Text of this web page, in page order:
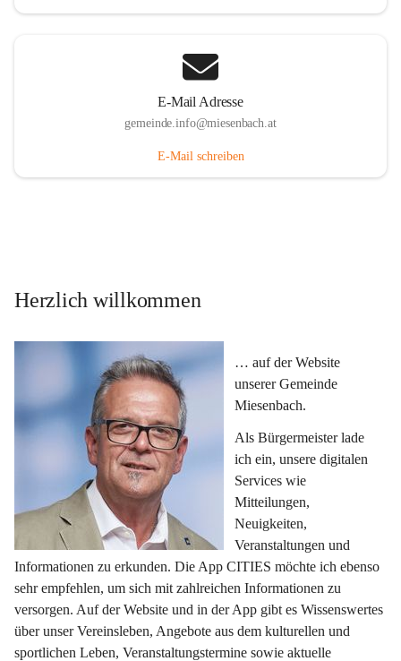
E-Mail Adresse
gemeinde.info@miesenbach.at
E-Mail schreiben
Herzlich willkommen
… auf der Website
unserer Gemeinde
Miesenbach.
Als Bürgermeister lade
ich ein, unsere digitalen
Services wie
Mitteilungen,
Neuigkeiten,
Veranstaltungen und
Informationen zu erkunden. Die App CITIES möchte ich ebenso
sehr empfehlen, um sich mit zahlreichen Informationen zu
versorgen. Auf der Website und in der App gibt es Wissenswertes
über unser Vereinsleben, Angebote aus dem kulturellen und
sportlichen Leben, Veranstaltungstermine sowie aktuelle